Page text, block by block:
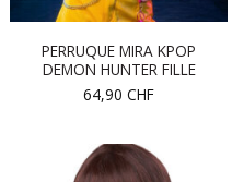
PERRUQUE MIRA KPOP
DEMON HUNTER FILLE
64,90 CHF